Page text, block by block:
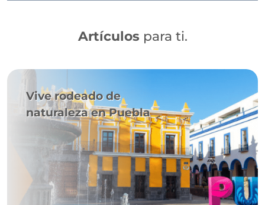
Artículos para ti.
Vive rodeado de
naturaleza en Puebla